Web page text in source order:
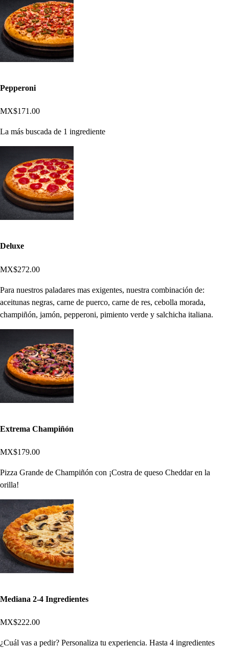
Pepperoni
MX$171.00
La más buscada de 1 ingrediente
Deluxe
MX$272.00
Para nuestros paladares mas exigentes, nuestra combinación de:
aceitunas negras, carne de puerco, carne de res, cebolla morada,
champiñón, jamón, pepperoni, pimiento verde y salchicha italiana.
Extrema Champiñón
MX$179.00
Pizza Grande de Champiñón con ¡Costra de queso Cheddar en la
orilla!
Mediana 2-4 Ingredientes
MX$222.00
¿Cuál vas a pedir? Personaliza tu experiencia. Hasta 4 ingredientes